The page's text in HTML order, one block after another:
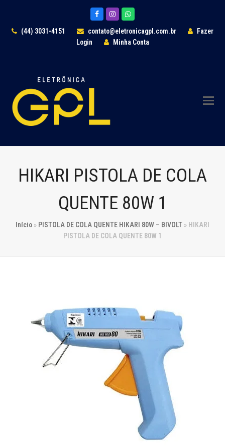
FacebookInstagramWhatsapp
(44) 3031-4151 contato@eletronicagpl.com.br
Fazer
Login
Minha Conta
HIKARI PISTOLA DE COLA
QUENTE 80W 1
Início » PISTOLA DE COLA QUENTE HIKARI 80W – BIVOLT » HIKARI
PISTOLA DE COLA QUENTE 80W 1